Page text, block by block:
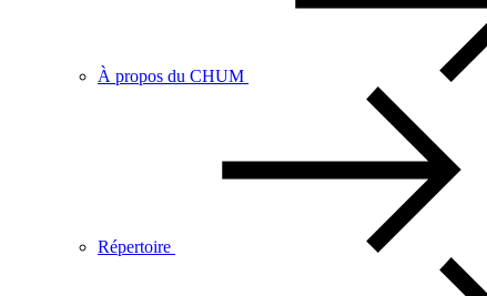
À propos du CHUM
Répertoire